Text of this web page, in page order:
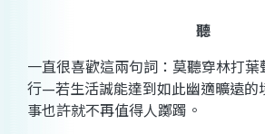
聽
一直很喜歡這兩句詞：莫聽穿林打
行—若生活誠能達到如此幽適曠遠的
事也許就不再值得人躑躅。